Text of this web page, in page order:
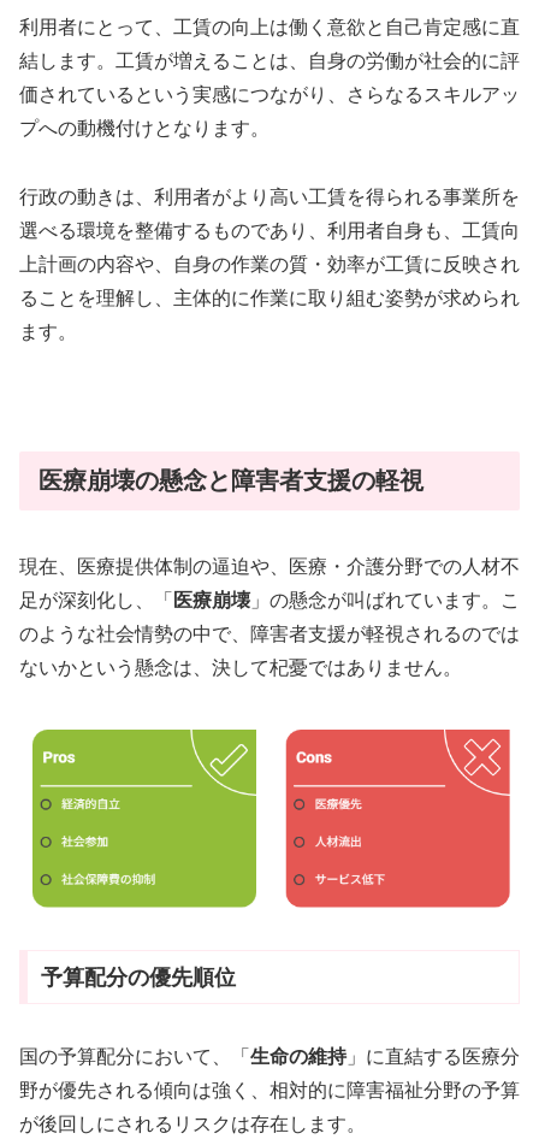
利用者にとって、工賃の向上は働く意欲と自己肯定感に直
結します。工賃が増えることは、自身の労働が社会的に評
価されているという実感につながり、さらなるスキルアッ
プへの動機付けとなります。
行政の動きは、利用者がより高い工賃を得られる事業所を
選べる環境を整備するものであり、利用者自身も、工賃向
上計画の内容や、自身の作業の質・効率が工賃に反映され
ることを理解し、主体的に作業に取り組む姿勢が求められ
ます。
医療崩壊の懸念と障害者支援の軽視
現在、医療提供体制の逼迫や、医療・介護分野での人材不
足が深刻化し、「 医療崩壊」の懸念が叫ばれています。こ
のような社会情勢の中で、障害者支援が軽視されるのでは
ないかという懸念は、決して杞憂ではありません。
予算配分の優先順位
国の予算配分において、「 生命の維持」に直結する医療分
野が優先される傾向は強く、相対的に障害福祉分野の予算
が後回しにされるリスクは存在します。